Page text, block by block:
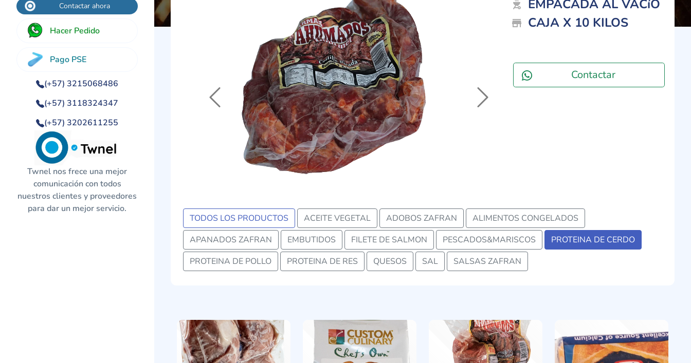
Contactar ahora
Hacer Pedido
Pago PSE
(+57) 3215068486
(+57) 3118324347
(+57) 3202611255
Twnel nos frece una mejor
comunicación con todos
nuestros clientes y proveedores
para dar un mejor servicio.
Previous Next
outdoor_grill EMPACADA AL VACíO
store_mall_directory CAJA X 10 KILOS
Contactar
TODOS LOS PRODUCTOS ACEITE VEGETAL ADOBOS ZAFRAN
ALIMENTOS CONGELADOS
APANADOS ZAFRAN
EMBUTIDOS FILETE DE SALMON PESCADOS&MARISCOS
PROTEINA DE CERDO
PROTEINA DE POLLO
PROTEINA DE RES QUESOS SAL SALSAS ZAFRAN